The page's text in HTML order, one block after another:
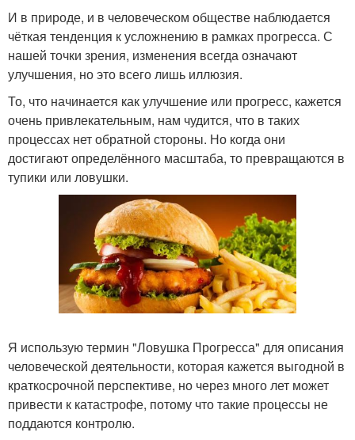
И в природе, и в человеческом обществе наблюдается
чёткая тенденция к усложнению в рамках прогресса. С
нашей точки зрения, изменения всегда означают
улучшения, но это всего лишь иллюзия.
То, что начинается как улучшение или прогресс, кажется
очень привлекательным, нам чудится, что в таких
процессах нет обратной стороны. Но когда они
достигают определённого масштаба, то превращаются в
тупики или ловушки.
Я использую термин "Ловушка Прогресса" для описания
человеческой деятельности, которая кажется выгодной в
краткосрочной перспективе, но через много лет может
привести к катастрофе, потому что такие процессы не
поддаются контролю.